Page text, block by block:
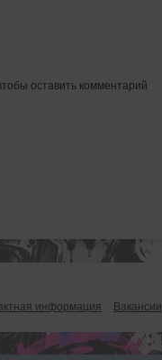
оставить комментарий
информация Вакансии